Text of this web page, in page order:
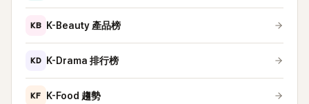
KB K-Beauty 產品榜
KD K-Drama 排行榜
KF K-Food 趨勢